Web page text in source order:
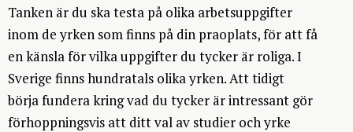
Tanken är du ska testa på olika arbetsuppgifter
inom de yrken som finns på din praoplats, för att få
en känsla för vilka uppgifter du tycker är roliga. I
Sverige finns hundratals olika yrken. Att tidigt
börja fundera kring vad du tycker är intressant gör
förhoppningsvis att ditt val av studier och yrke